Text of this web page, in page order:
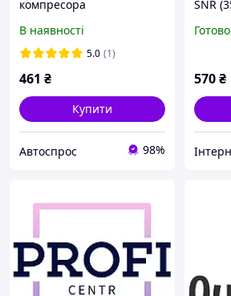
компресора
1618367 ACB35X52X20
1618338/93185796/931824
В наявності
5.0 (1)
461 ₴
Купити
Автоспрос 98%
SNR
570₴